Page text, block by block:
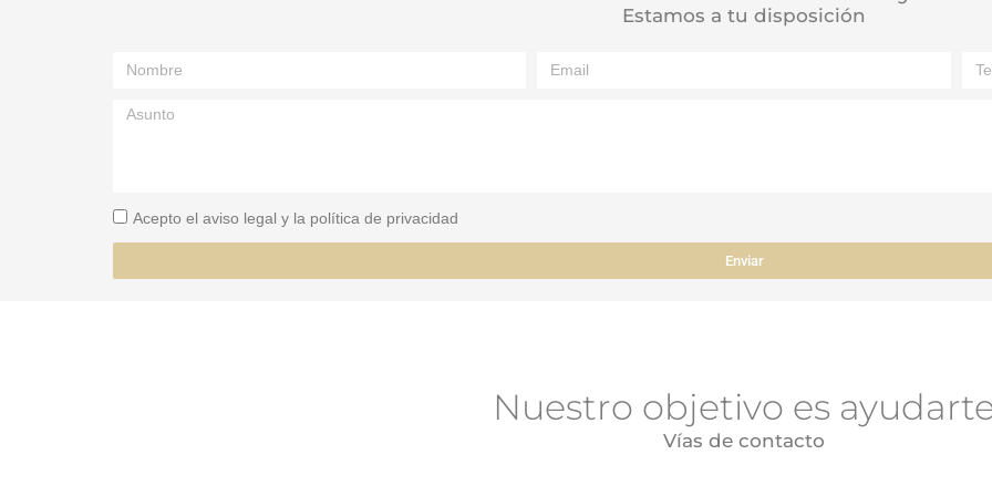
Estamos a tu disposición
Acepto el aviso legal y la política de privacidad
Enviar
Nuestro objetivo es
Vías de contacto